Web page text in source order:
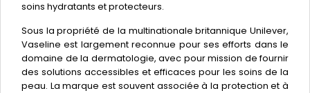
soins hydratants et protecteurs.
Sous la propriété de la multinationale britannique Unilever,
Vaseline est largement reconnue pour ses efforts dans le
domaine de la dermatologie, avec pour mission de fournir
des solutions accessibles et efficaces pour les soins de la
peau. La marque est souvent associée à la protection et à